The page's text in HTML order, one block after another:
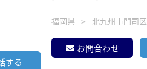
する
福岡県 北九州市門司区
お問合わせ